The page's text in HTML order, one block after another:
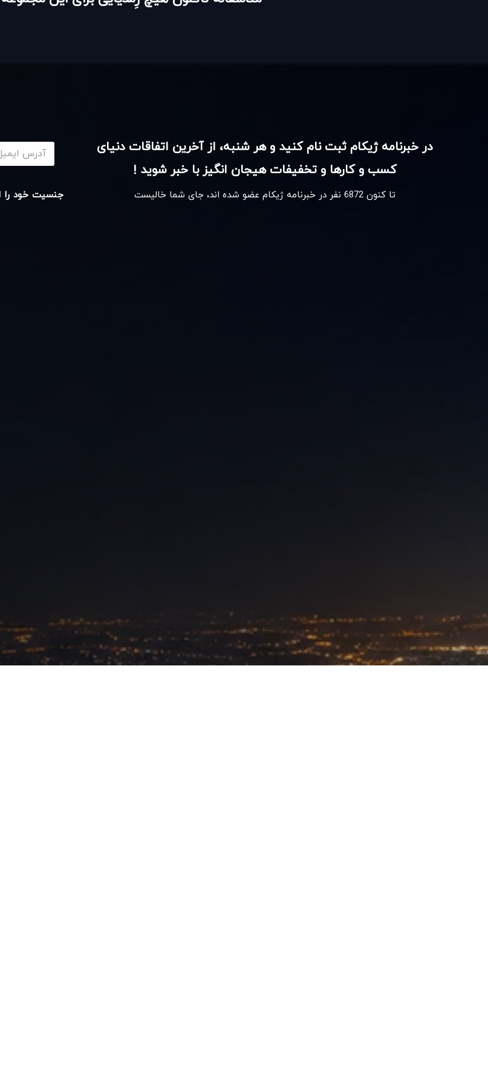
در خبرنامه ژیکام ثبت نام کنید و هر شنبه، از آخرین اتفاقات دنیای
کسب و کارها و تخفیفات هیجان انگیز با خبر شوید !
تا کنون6872 نفر در خبرنامه ژیکام عضو شده اند، جای شما خالیست
جنسیت خود را